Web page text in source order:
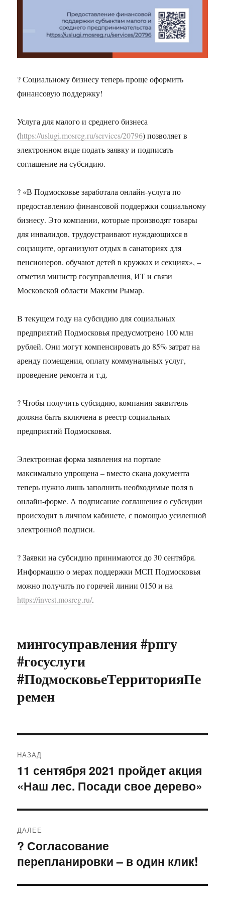
? Социальному бизнесу теперь проще оформить
финансовую поддержку!
Услуга для малого и среднего бизнеса
(https://uslugi.mosreg.ru/services/20796) позволяет в
электронном виде подать заявку и подписать
соглашение на субсидию.
? «В Подмосковье заработала онлайн-услуга по
предоставлению финансовой поддержки социальному
бизнесу. Это компании, которые производят товары
для инвалидов, трудоустраивают нуждающихся в
соцзащите, организуют отдых в санаториях для
пенсионеров, обучают детей в кружках и секциях», –
отметил министр госуправления, ИТ и связи
Московской области Максим Рымар.
В текущем году на субсидию для социальных
предприятий Подмосковья предусмотрено 100 млн
рублей. Они могут компенсировать до 85% затрат на
аренду помещения, оплату коммунальных услуг,
проведение ремонта и т.д.
? Чтобы получить субсидию, компания-заявитель
должна быть включена в реестр социальных
предприятий Подмосковья.
Электронная форма заявления на портале
максимально упрощена – вместо скана документа
теперь нужно лишь заполнить необходимые поля в
онлайн-форме. А подписание соглашения о субсидии
происходит в личном кабинете, с помощью усиленной
электронной подписи.
? Заявки на субсидию принимаются до 30 сентября.
Информацию о мерах поддержки МСП Подмосковья
можно получить по горячей линии 0150 и на
https://invest.mosreg.ru/.
мингосуправления #рпгу
#госуслуги
#ПодмосковьеТерриторияПе
ремен
по
записям
НАЗАД
Предыдущая
запись:
11 сентября 2021 пройдет акция
«Наш лес. Посади свое дерево»
ДАЛЕЕ
Следующая
запись:
? Согласование
перепланировки – в один клик!